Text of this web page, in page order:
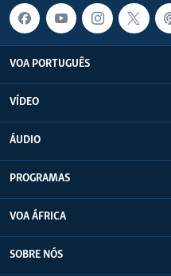
VOA PORTUGUÊS
VÍDEO
ÁUDIO
PROGRAMAS
VOA ÁFRICA
SOBRE NÓS